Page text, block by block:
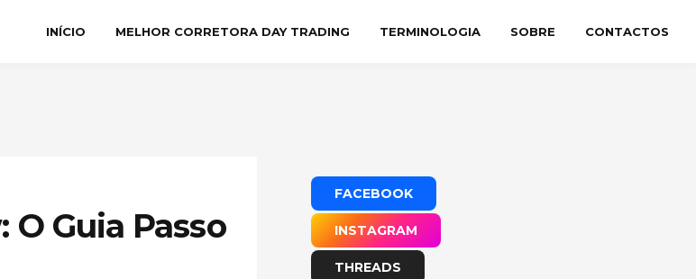
INÍCIO MELHOR CORRETORA DAY TRADING TERMINOLOGIA SOBRE CONTACTOS
Guia Passo
FACEBOOK
INSTAGRAM
THREADS